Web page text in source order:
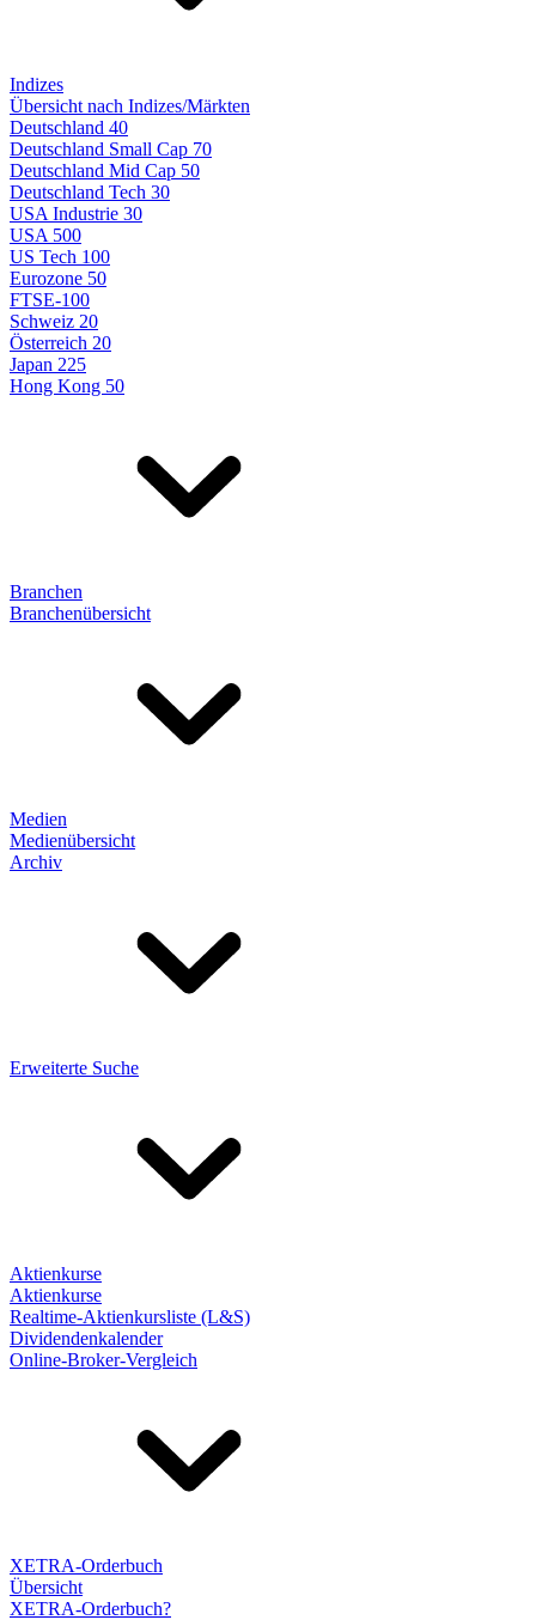
Indizes
Übersicht nach Indizes/Märkten
Deutschland 40
Deutschland Small Cap 70
Deutschland Mid Cap 50
Deutschland Tech 30
USA Industrie 30
USA 500
US Tech 100
Eurozone 50
FTSE-100
Schweiz 20
Österreich 20
Japan 225
Hong Kong 50
Branchen
Branchenübersicht
Medien
Medienübersicht
Archiv
Erweiterte Suche
Aktienkurse
Aktienkurse
Realtime-Aktienkursliste (L&S)
Dividendenkalender
Online-Broker-Vergleich
XETRA-Orderbuch
Übersicht
XETRA-Orderbuch?